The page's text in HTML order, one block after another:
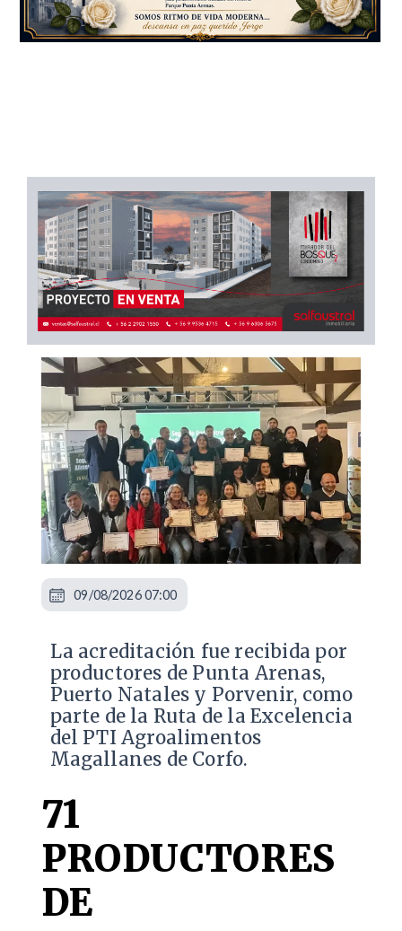
​La acreditación fue recibida por
productores de Punta Arenas,
Puerto Natales y Porvenir, como
parte de la Ruta de la Excelencia
del PTI Agroalimentos
Magallanes de Corfo.
71
PRODUCTORES
DE
09/08/2026 07:00